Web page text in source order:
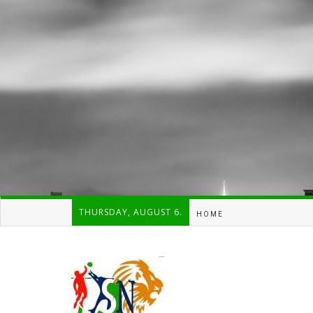
THURSDAY, AUGUST 6. HOME